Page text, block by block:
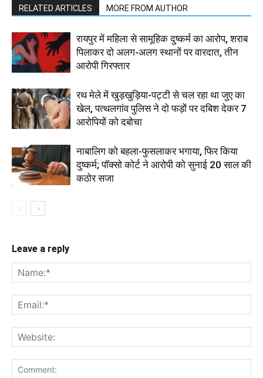
RELATED ARTICLES MORE FROM AUTHOR
रायपुर में महिला से सामूहिक दुष्कर्म का आरोप, शराब
पिलाकर दो अलग-अलग स्थानों पर वारदात, तीन
आरोपी गिरफ्तार
रथ मेले में खुड़खुड़िया-पट्टी से चल रहा था जुए का
खेल, पत्थलगांव पुलिस ने दो फड़ों पर दबिश देकर 7
आरोपियों को दबोचा
नाबालिग को बहला-फुसलाकर भगाया, फिर किया
दुष्कर्म; पॉक्सो कोर्ट ने आरोपी को सुनाई 20 साल की
कठोर सजा
Leave a reply